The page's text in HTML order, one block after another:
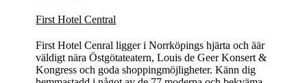
First Hotel Central
First Hotel Cenral ligger i Norrköpings hjärta och äär
väldigt nära Östgötateatern, Louis de Geer Konsert &
Kongress och goda shoppingmöjligheter. Känn dig